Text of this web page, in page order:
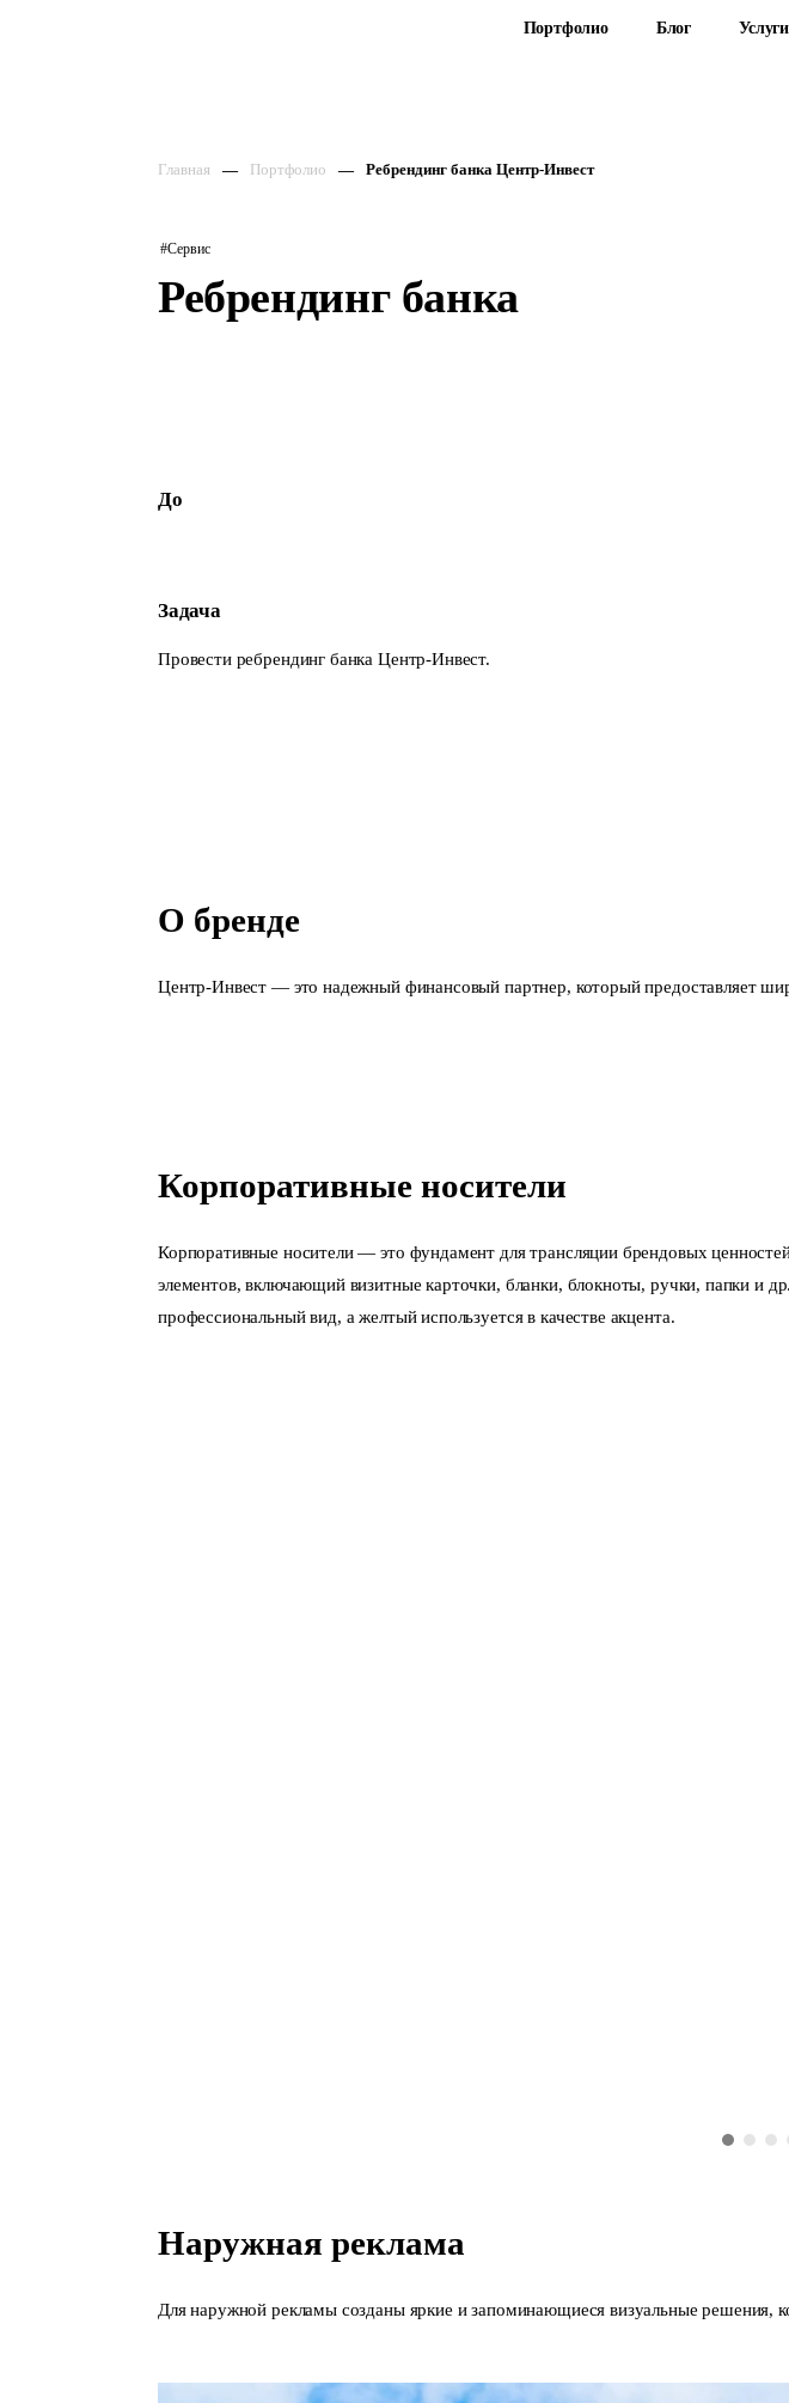
Портфолио Блог Услуги
Главная Портфолио Ребрендинг банка Центр-Инвест
#Сервис
Ребрендинг банка
До
Задача
Провести ребрендинг банка Центр-Инвест.
О бренде
Центр-Инвест — это надежный финансовый партнер, который предоставляет
Корпоративные носители
Корпоративные носители — это фундамент для трансляции брендовых
элементов, включающий визитные карточки, бланки, блокноты, ручки, папки и
профессиональный вид, а желтый используется в качестве акцента.
Наружная реклама
Для наружной рекламы созданы яркие и запоминающиеся визуальные решения,